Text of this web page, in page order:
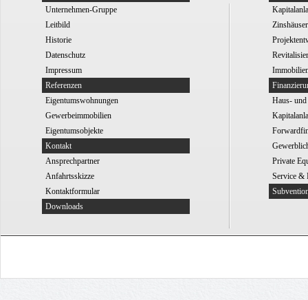
Unternehmen-Gruppe
Leitbild
Historie
Datenschutz
Impressum
Referenzen
Eigentumswohnungen
Gewerbeimmobilien
Eigentumsobjekte
Kontakt
Ansprechpartner
Anfahrtsskizze
Kontaktformular
Downloads
Haus-
Private
Service &